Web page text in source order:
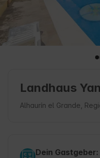
Landhaus
Alhaurín el Grande,
Dein